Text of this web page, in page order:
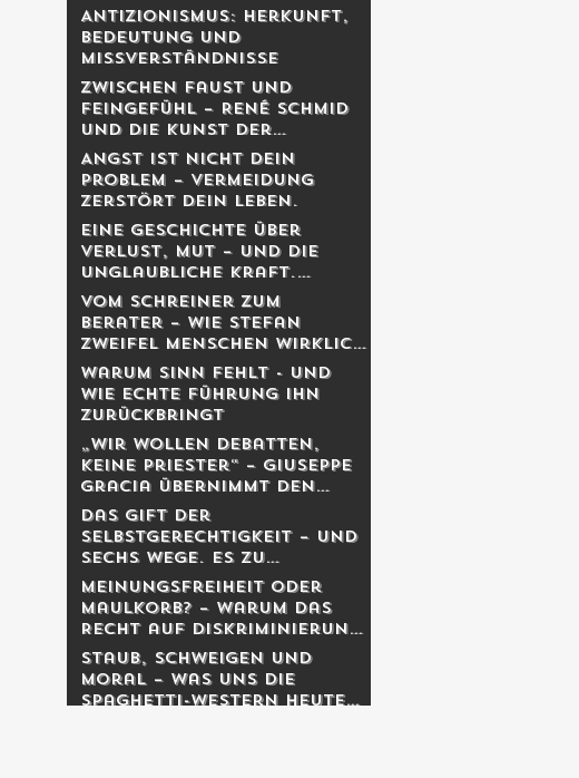
Antizionismus: Herkunft,
Bedeutung und
Missverständnisse
Zwischen Faust und
Feingefühl – René Schmid
und die Kunst der
lebendigen Balance
Angst ist nicht dein
Problem – Vermeidung
zerstört dein Leben.
Eine Geschichte über
Verlust, Mut – und die
unglaubliche Kraft,
weiterzugehen.
Vom Schreiner zum
Berater – Wie Stefan
Zweifel Menschen wirklich
reicher macht
Warum Sinn fehlt - und
wie echte Führung ihn
zurückbringt
„Wir wollen Debatten,
keine Priester“ – Giuseppe
Gracia übernimmt den
Schweizer Monat
Das Gift der
Selbstgerechtigkeit – und
sechs Wege, es zu
entgiften
Meinungsfreiheit oder
Maulkorb? – Warum das
Recht auf Diskriminierung
die wahre Freiheit schützt
Staub, Schweigen und
Moral – was uns die
Spaghetti-Western heute